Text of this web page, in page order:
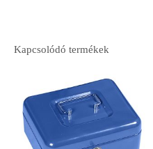
Kapcsolódó termékek